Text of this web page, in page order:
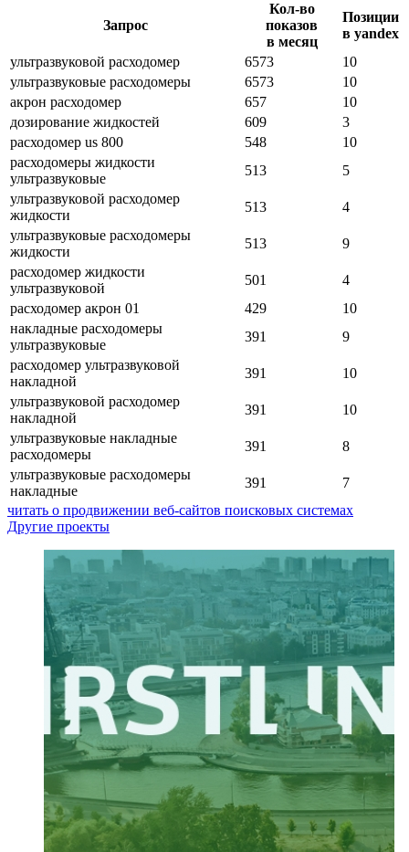
Запрос
Кол-во
показов
в месяц
Позиции
в yandex
ультразвуковой расходомер
6573
10
ультразвуковые расходомеры
6573
10
акрон расходомер
657
10
дозирование жидкостей
609
3
расходомер us 800
548
10
расходомеры жидкости
ультразвуковые
513
5
ультразвуковой расходомер
жидкости
513
4
ультразвуковые расходомеры
жидкости
513
9
расходомер жидкости
ультразвуковой
501
4
расходомер акрон 01
429
10
накладные расходомеры
ультразвуковые
391
9
расходомер ультразвуковой
накладной
391
10
ультразвуковой расходомер
накладной
391
10
ультразвуковые накладные
расходомеры
391
8
ультразвуковые расходомеры
накладные
391
7
читать о продвижении веб-сайтов поисковых системах
Другие проекты